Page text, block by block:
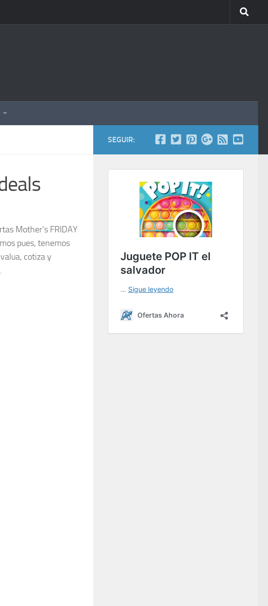
Mother’s FRIDAY
pues, tenemos
cotiza y
SEGUIR: